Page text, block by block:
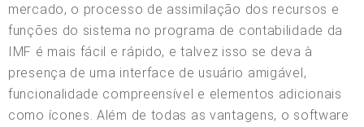
mercado, o processo de assimilação dos recursos e
funções do sistema no programa de contabilidade da
IMF é mais fácil e rápido, e talvez isso se deva à
presença de uma interface de usuário amigável,
funcionalidade compreensível e elementos adicionais
como ícones. Além de todas as vantagens, o software